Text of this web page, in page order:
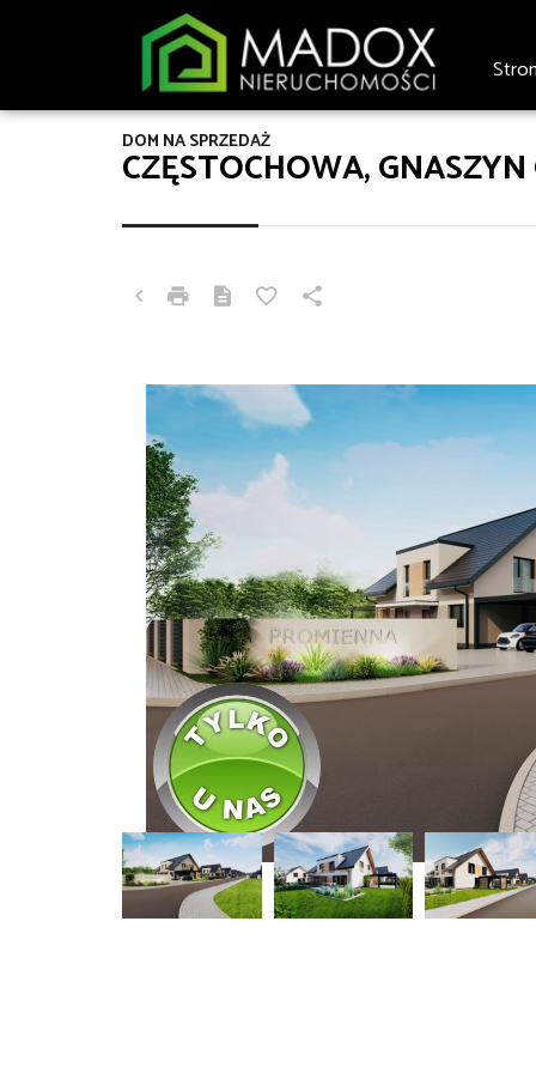
CZĘSTOCHOWA,
DOM NA SPRZEDAŻ